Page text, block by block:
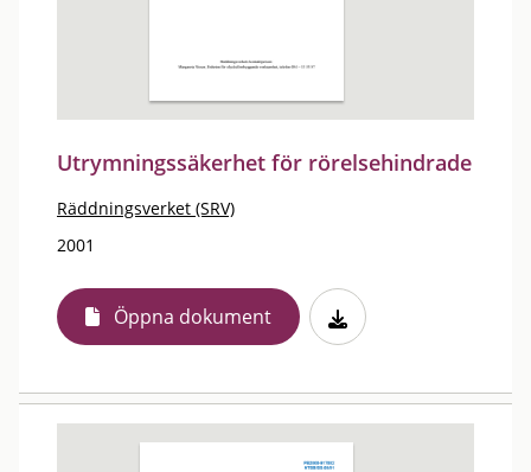
Utrymningssäkerhet för rörelsehindrade
Räddningsverket (SRV)
2001
Öppna dokument